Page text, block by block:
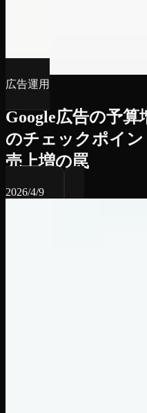
広告運用
Google広告の予
のチェックポイ
売上増の罠
2026/4/9